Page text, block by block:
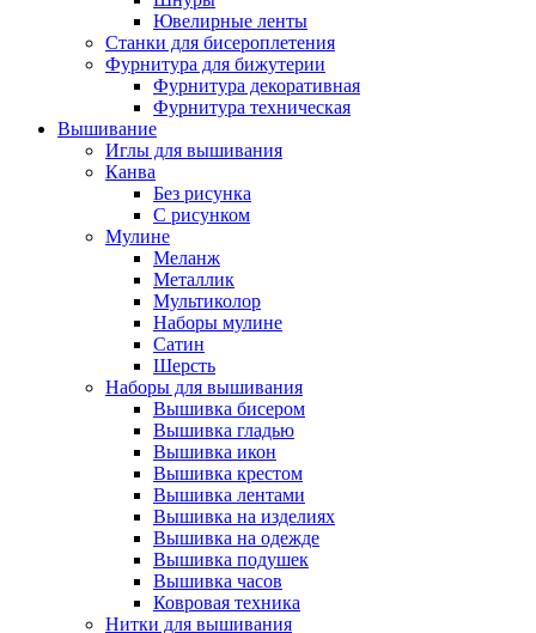
Ювелирные ленты
Станки для бисероплетения
Фурнитура для бижутерии
Фурнитура декоративная
Фурнитура техническая
Вышивание
Иглы для вышивания
Канва
Без рисунка
С рисунком
Мулине
Меланж
Металлик
Мультиколор
Наборы мулине
Сатин
Шерсть
Наборы для вышивания
Вышивка бисером
Вышивка гладью
Вышивка икон
Вышивка крестом
Вышивка лентами
Вышивка на изделиях
Вышивка на одежде
Вышивка подушек
Вышивка часов
Ковровая техника
Нитки для вышивания